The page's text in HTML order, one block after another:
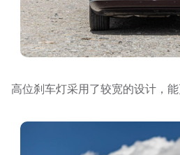
高位刹车灯采用了较宽的设计，能